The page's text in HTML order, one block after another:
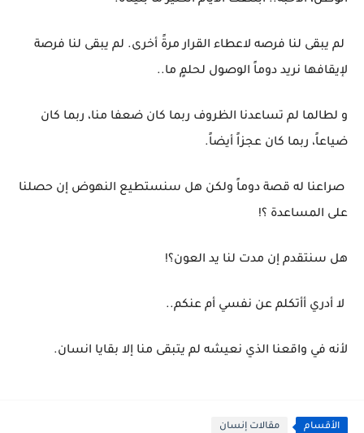
لم يبقى لنا فرصه لاعطاء القرار مرةً أخرى. لم يبقى لنا فرصة
لإيقافها نريد دوماً الوصول لحلمٍ ما..
و لطالما لم تساعدنا الظروف ربما كان ضعفا منا، ربما كان
ضياعاً، ربما كان عجزاً أيضاً.
صراعنا له قصة دوماً ولكن هل سنستطيع النهوض إن حصلنا
على المساعدة ؟!
هل سنتقدم إن مدت لنا يد العون؟!
لا أدري أأتكلم عن نفسي أم عنكم..
لأنه في واقعنا الذي نعيشه لم يتبقى منا إلا بقايا انسان.
الأقسام مقالات إنسان